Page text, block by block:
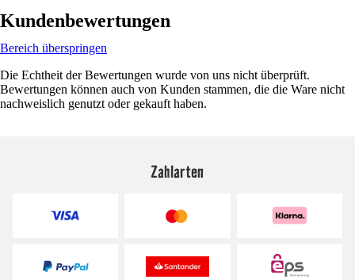
Kundenbewertungen
Bereich überspringen
Die Echtheit der Bewertungen wurde von uns nicht überprüft.
Bewertungen können auch von Kunden stammen, die die Ware nicht
nachweislich genutzt oder gekauft haben.
Zahlarten